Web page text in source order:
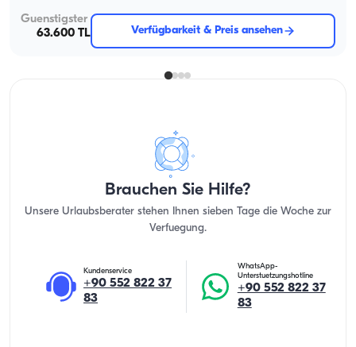
Guenstigster
63.600 TL
Verfügbarkeit & Preis ansehen
Brauchen Sie Hilfe?
Unsere Urlaubsberater stehen Ihnen sieben Tage die Woche zur
Verfuegung.
Kundenservice
+90 552 822 37
83
WhatsApp-
Unterstuetzungshotline
+90 552 822 37
83